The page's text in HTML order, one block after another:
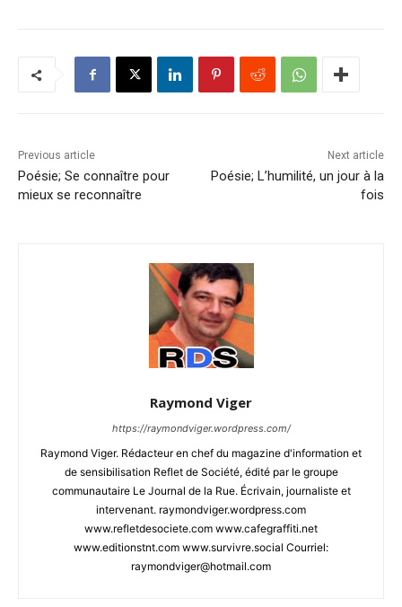
Previous article
Poésie; Se connaître pour
mieux se reconnaître
Next article
Poésie; L’humilité, un jour à la
fois
Raymond Viger
https://raymondviger.wordpress.com/
Raymond Viger. Rédacteur en chef du magazine d'information et
de sensibilisation Reflet de Société, édité par le groupe
communautaire Le Journal de la Rue. Écrivain, journaliste et
intervenant. raymondviger.wordpress.com
www.refletdesociete.com www.cafegraffiti.net
www.editionstnt.com www.survivre.social Courriel:
raymondviger@hotmail.com